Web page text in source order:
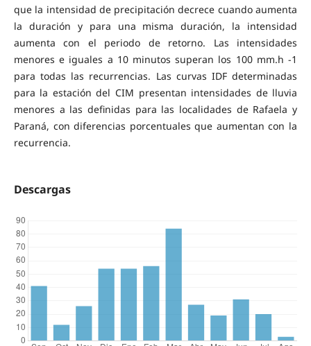
que la intensidad de precipitación decrece cuando aumenta
la duración y para una misma duración, la intensidad
aumenta con el periodo de retorno. Las intensidades
menores e iguales a 10 minutos superan los 100 mm.h -1
para todas las recurrencias. Las curvas IDF determinadas
para la estación del CIM presentan intensidades de lluvia
menores a las definidas para las localidades de Rafaela y
Paraná, con diferencias porcentuales que aumentan con la
recurrencia.
Descargas